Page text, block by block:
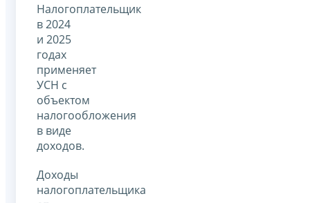
Налогоплательщик
в 2024
и 2025
годах
применяет
УСН с
объектом
налогообложения
в виде
доходов.
Доходы
налогоплательщика